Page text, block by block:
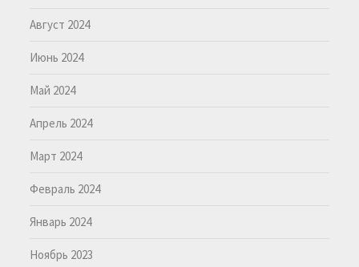
Август 2024
Июнь 2024
Май 2024
Апрель 2024
Март 2024
Февраль 2024
Январь 2024
Ноябрь 2023